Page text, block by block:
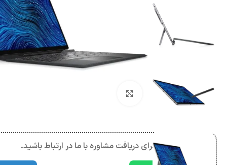
برای دریافت مشاوره با ما در ارتباط باشید.